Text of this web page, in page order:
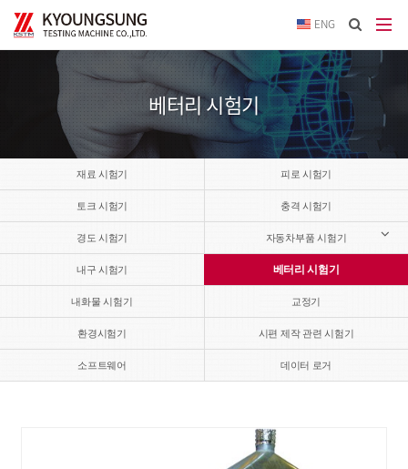
ENG
입력
답변
답변
이메
전송
베터리 시험기
재료 시험기 피로 시험기
토크 시험기 충격 시험기
경도 시험기 자동차부품 시험기
내구 시험기 베터리 시험기
내화물 시험기 교정기
환경시험기 시편 제작 관련 시험기
소프트웨어 데이터 로거